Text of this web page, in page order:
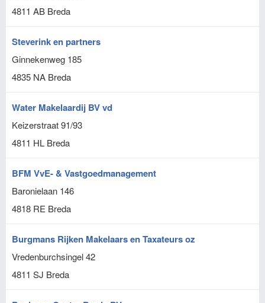
4811 AB Breda
Steverink en partners
Ginnekenweg 185
4835 NA Breda
Water Makelaardij BV vd
Keizerstraat 91/93
4811 HL Breda
BFM VvE- & Vastgoedmanagement
Baronielaan 146
4818 RE Breda
Burgmans Rijken Makelaars en Taxateurs oz
Vredenburchsingel 42
4811 SJ Breda